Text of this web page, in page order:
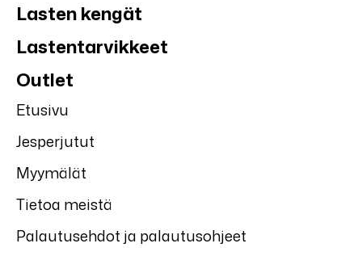
Lasten kengät
Lastentarvikkeet
Outlet
Etusivu
Jesperjutut
Myymälät
Tietoa meistä
Palautusehdot ja palautusohjeet